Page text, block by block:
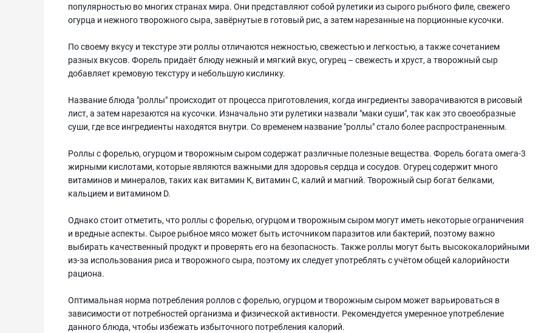
популярностью во многих странах мира. Они представляют собой рулетики из сырого рыбного филе, свежего
огурца и нежного творожного сыра, завёрнутые в готовый рис, а затем нарезанные на порционные кусочки.
По своему вкусу и текстуре эти роллы отличаются нежностью, свежестью и легкостью, а также сочетанием
разных вкусов. Форель придаёт блюду нежный и мягкий вкус, огурец – свежесть и хруст, а творожный сыр
добавляет кремовую текстуру и небольшую кислинку.
Название блюда "роллы" происходит от процесса приготовления, когда ингредиенты заворачиваются в рисовый
лист, а затем нарезаются на кусочки. Изначально эти рулетики назвали "маки суши", так как это своеобразные
суши, где все ингредиенты находятся внутри. Со временем название "роллы" стало более распространенным.
Роллы с форелью, огурцом и творожным сыром содержат различные полезные вещества. Форель богата омега-3
жирными кислотами, которые являются важными для здоровья сердца и сосудов. Огурец содержит много
витаминов и минералов, таких как витамин К, витамин С, калий и магний. Творожный сыр богат белками,
кальцием и витамином D.
Однако стоит отметить, что роллы с форелью, огурцом и творожным сыром могут иметь некоторые ограничения
и вредные аспекты. Сырое рыбное мясо может быть источником паразитов или бактерий, поэтому важно
выбирать качественный продукт и проверять его на безопасность. Также роллы могут быть высококалорийными
из-за использования риса и творожного сыра, поэтому их следует употреблять с учётом общей калорийности
рациона.
Оптимальная норма потребления роллов с форелью, огурцом и творожным сыром может варьироваться в
зависимости от потребностей организма и физической активности. Рекомендуется умеренное употребление
данного блюда, чтобы избежать избыточного потребления калорий.